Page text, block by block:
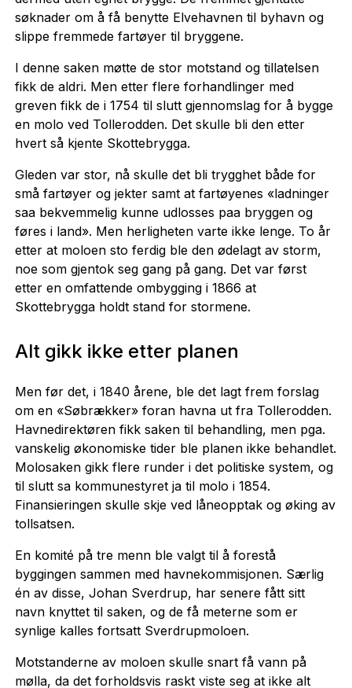
søknader om å få benytte Elvehavnen til byhavn og
slippe fremmede fartøyer til bryggene.
I denne saken møtte de stor motstand og tillatelsen
fikk de aldri. Men etter flere forhandlinger med
greven fikk de i 1754 til slutt gjennomslag for å bygge
en molo ved Tollerodden. Det skulle bli den etter
hvert så kjente Skottebrygga.
Gleden var stor, nå skulle det bli trygghet både for
små fartøyer og jekter samt at fartøyenes «ladninger
saa bekvemmelig kunne udlosses paa bryggen og
føres i land». Men herligheten varte ikke lenge. To år
etter at moloen sto ferdig ble den ødelagt av storm,
noe som gjentok seg gang på gang. Det var først
etter en omfattende ombygging i 1866 at
Skottebrygga holdt stand for stormene.
Alt gikk ikke etter planen
Men før det, i 1840 årene, ble det lagt frem forslag
om en «Søbrækker» foran havna ut fra Tollerodden.
Havnedirektøren fikk saken til behandling, men pga.
vanskelig økonomiske tider ble planen ikke behandlet.
Molosaken gikk flere runder i det politiske system, og
til slutt sa kommunestyret ja til molo i 1854.
Finansieringen skulle skje ved låneopptak og øking av
tollsatsen.
En komité på tre menn ble valgt til å forestå
byggingen sammen med havnekommisjonen. Særlig
én av disse, Johan Sverdrup, har senere fått sitt
navn knyttet til saken, og de få meterne som er
synlige kalles fortsatt Sverdrupmoloen.
Motstanderne av moloen skulle snart få vann på
mølla, da det forholdsvis raskt viste seg at ikke alt